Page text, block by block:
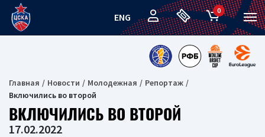
ENG
0
Главная Новости Молодежная
Репортаж
Включились во второй
ВКЛЮЧИЛИСЬ ВО ВТОРОЙ
17.02.2022